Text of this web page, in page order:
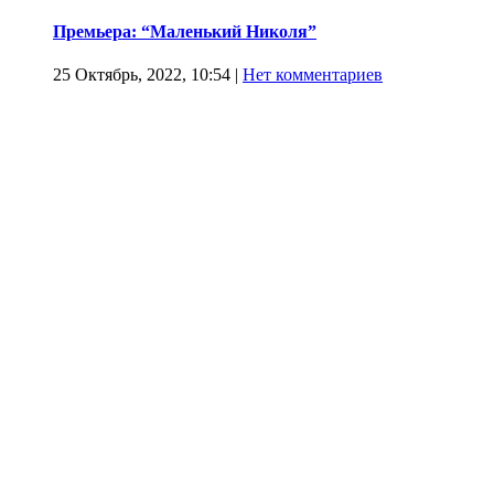
Премьера: “Маленький Николя”
25 Октябрь, 2022, 10:54 | Нет комментариев